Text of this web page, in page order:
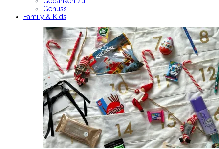
Genuss
Family & Kids